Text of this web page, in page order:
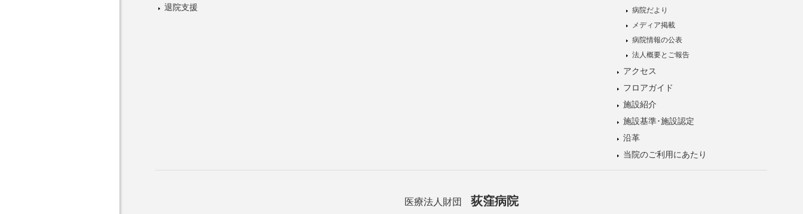
退院支援
病院だより
メディア掲載
病院情報の公表
法人概要とご報告
アクセス
フロアガイド
施設紹介
施設基準･施設認定
沿革
当院のご利用にあたり
医療法人財団 荻窪病院